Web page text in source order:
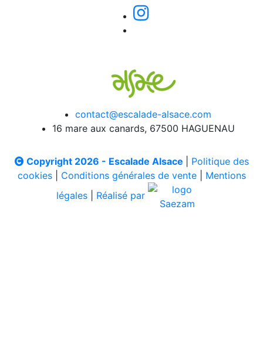
contact@escalade-alsace.com
16 mare aux canards, 67500 HAGUENAU
Copyright 2026 - Escalade Alsace
Politique des
cookies| Conditions générales de vente| Mentions
légales
Réalisé par